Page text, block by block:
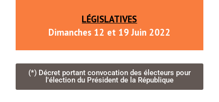
LÉGISLATIVES
Dimanches 12 et 19 Juin 2022
(*) Décret portant convocation des électeurs pour
l'élection du Président de la République